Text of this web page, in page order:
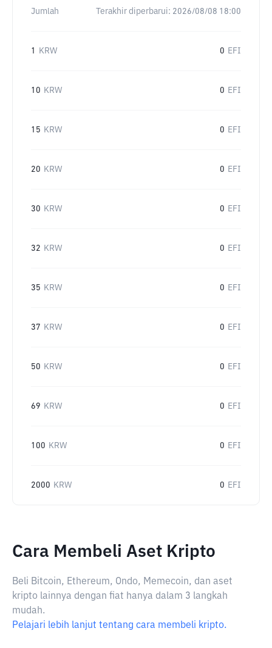
Jumlah Terakhir diperbarui: 2026/08/08 18:00
1 KRW 0 EFI
10 KRW 0 EFI
15 KRW 0 EFI
20 KRW 0 EFI
30 KRW 0 EFI
32 KRW 0 EFI
35 KRW 0 EFI
37 KRW 0 EFI
50 KRW 0 EFI
69 KRW 0 EFI
100 KRW 0 EFI
2000 KRW 0 EFI
Cara Membeli Aset Kripto
Beli Bitcoin, Ethereum, Ondo, Memecoin, dan aset
kripto lainnya dengan fiat hanya dalam 3 langkah
mudah.
Pelajari lebih lanjut tentang cara membeli kripto.